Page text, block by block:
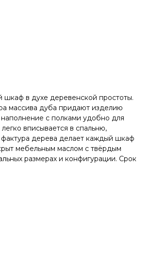
в духе деревенской простоты.
массива дуба придают изделию
с полками удобно для
вписывается в спальню,
дерева делает каждый шкаф
мебельным маслом с твёрдым
размерах и конфигурации. Срок